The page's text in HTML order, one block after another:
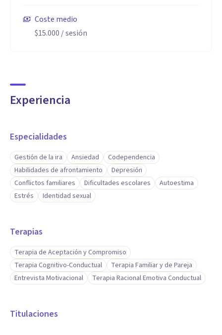
Coste medio
$15.000 / sesión
Experiencia
Especialidades
Gestión de la ira Ansiedad
Codependencia
Habilidades de afrontamiento
Depresión
Conflictos familiares
Dificultades escolares
Autoestima
Estrés
Identidad sexual
Terapias
Terapia de Aceptación y Compromiso
Terapia Cognitivo-Conductual
Terapia Familiar y de Pareja
Entrevista Motivacional
Terapia Racional Emotiva Conductual
Titulaciones